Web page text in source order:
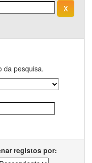
da pesquisa.
registos por: